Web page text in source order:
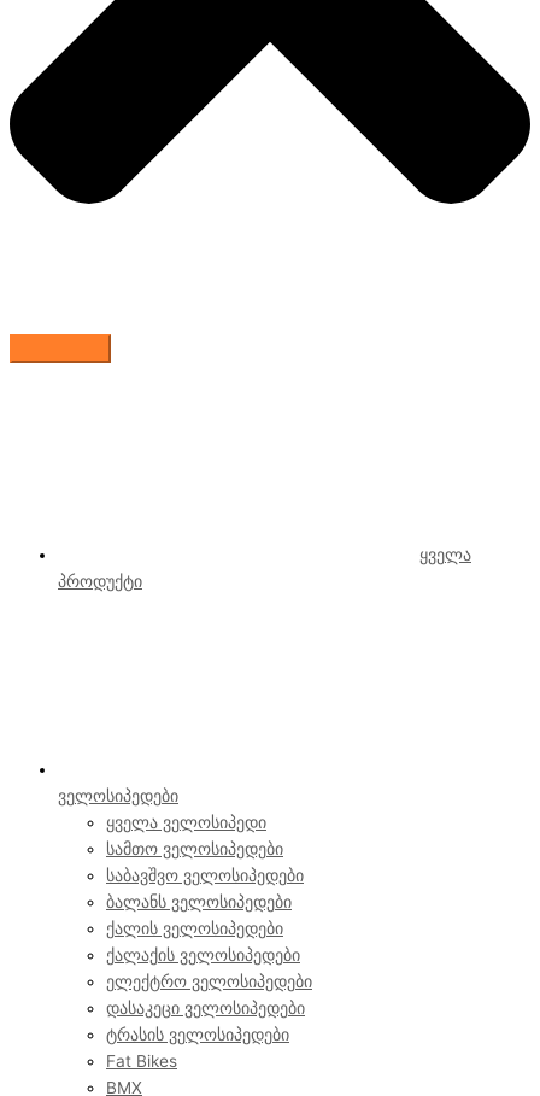
ყველა
პროდუქტი
ველოსიპედები
ყველა ველოსიპედი
სამთო ველოსიპედები
საბავშვო ველოსიპედები
ბალანს ველოსიპედები
ქალის ველოსიპედები
ქალაქის ველოსიპედები
ელექტრო ველოსიპედები
დასაკეცი ველოსიპედები
ტრასის ველოსიპედები
Fat Bikes
BMX